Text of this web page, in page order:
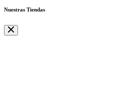
Nuestras Tiendas